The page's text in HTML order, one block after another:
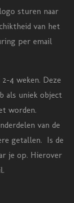
sturen naar
van het
per email
4 weken. Deze
als uniek object
worden.
van de
getallen. Is de
je op. Hierover